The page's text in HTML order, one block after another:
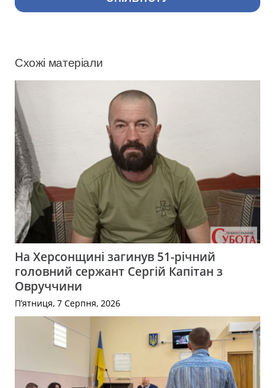
Схожі матеріали
На Херсонщині загинув 51-річний
головний сержант Сергій Капітан з
Овруччини
П’ятниця, 7 Серпня, 2026